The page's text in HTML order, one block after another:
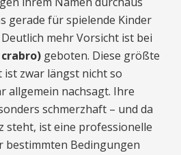
gerade für spielende Kinder
mehr Vorsicht ist bei
geboten. Diese größte
ist zwar längst nicht so
allgemein nachsagt. Ihre
schmerzhaft – und da
steht, ist eine professionelle
Bedingungen